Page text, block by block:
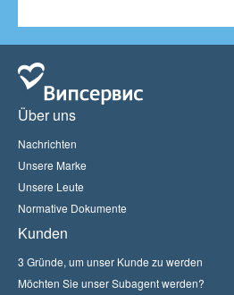
Über uns
Nachrichten
Unsere Marke
Unsere Leute
Normative Dokumente
Kunden
3 Gründe, um unser Kunde zu werden
Möchten Sie unser Subagent werden?